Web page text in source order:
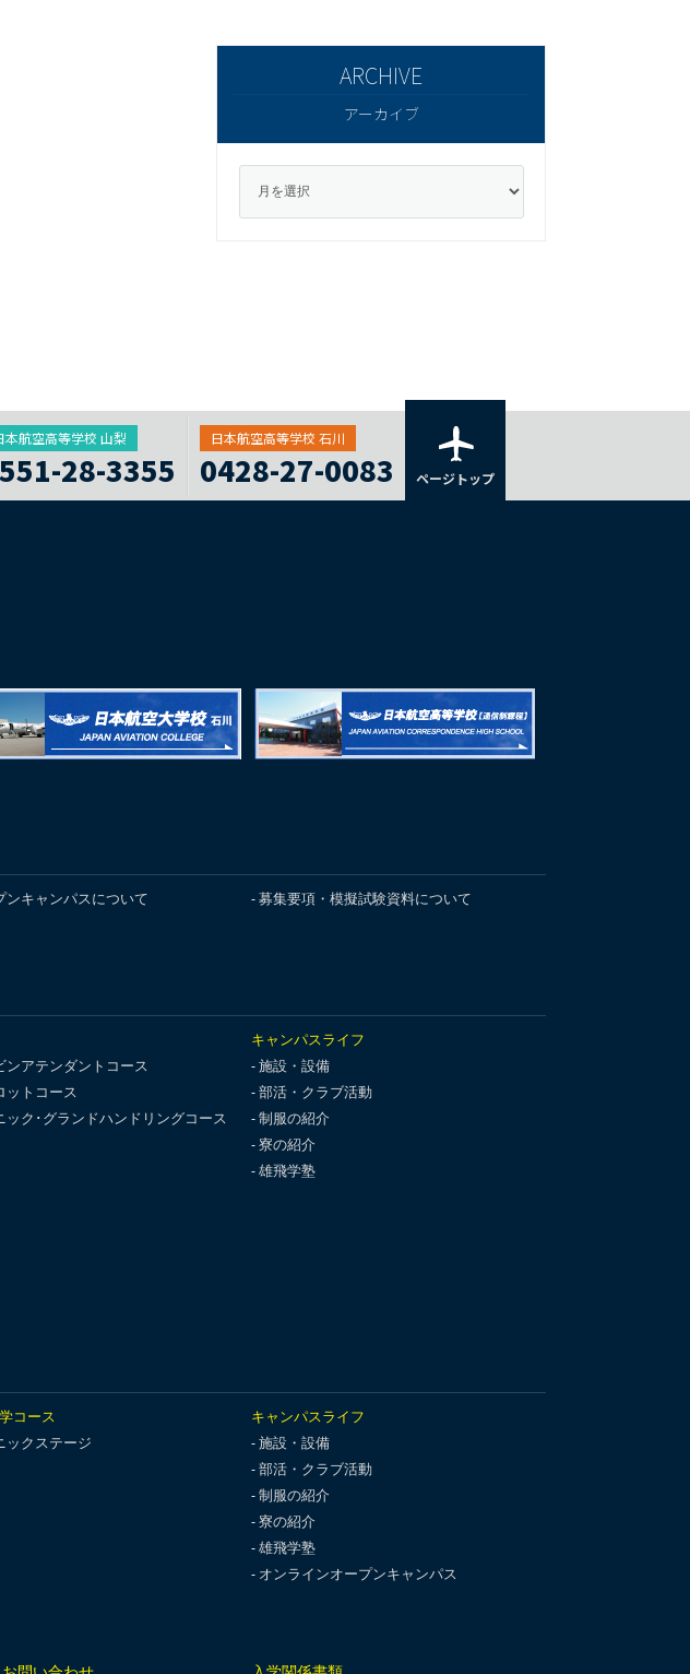
アーカイブ
本航空高等学校 山梨
28-3355
日本航空高等学校 石川
0428-27-0083 ページトップ
ンキャンパスについて 募集要項・模擬試験資料について
ンアテンダントコース
ットコース
ック･グランドハンドリングコース
キャンパスライフ
施設・設備
部活・クラブ活動
制服の紹介
寮の紹介
雄飛学塾
コース
ックステージ
キャンパスライフ
施設・設備
部活・クラブ活動
制服の紹介
寮の紹介
雄飛学塾
オンラインオープンキャンパス